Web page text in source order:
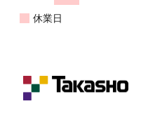
休業日